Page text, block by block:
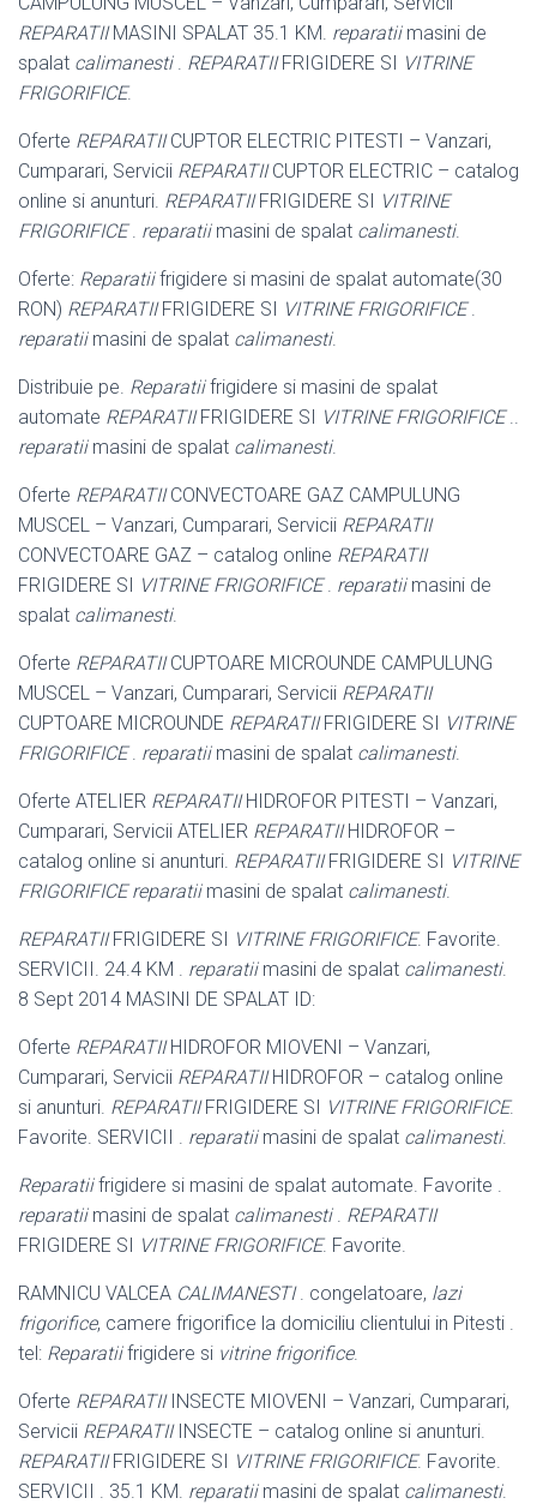
REPARATIIMASINI SPALAT 35.1 KM. reparatiimasini de
spalat calimanesti. REPARATIIFRIGIDERE SI VITRINE
FRIGORIFICE.
Oferte REPARATIICUPTOR ELECTRIC PITESTI – Vanzari,
Cumparari, Servicii REPARATIICUPTOR ELECTRIC – catalog
online si anunturi. REPARATIIFRIGIDERE SI VITRINE
FRIGORIFICE. reparatiimasini de spalat calimanesti.
Oferte: Reparatiifrigidere si masini de spalat automate(30
RON) REPARATIIFRIGIDERE SI VITRINE FRIGORIFICE.
reparatiimasini de spalat calimanesti.
Distribuie pe. Reparatiifrigidere si masini de spalat
automate REPARATIIFRIGIDERE SI VITRINE FRIGORIFICE..
reparatiimasini de spalat calimanesti.
Oferte REPARATIICONVECTOARE GAZ CAMPULUNG
MUSCEL – Vanzari, Cumparari, Servicii REPARATII
CONVECTOARE GAZ – catalog online REPARATII
FRIGIDERE SI VITRINE FRIGORIFICE. reparatiimasini de
spalat calimanesti.
Oferte REPARATIICUPTOARE MICROUNDE CAMPULUNG
MUSCEL – Vanzari, Cumparari, Servicii REPARATII
CUPTOARE MICROUNDE REPARATIIFRIGIDERE SI VITRINE
FRIGORIFICE. reparatiimasini de spalat calimanesti.
Oferte ATELIER REPARATIIHIDROFOR PITESTI – Vanzari,
Cumparari, Servicii ATELIER REPARATIIHIDROFOR –
catalog online si anunturi. REPARATIIFRIGIDERE SI VITRINE
FRIGORIFICE reparatiimasini de spalat calimanesti.
REPARATIIFRIGIDERE SI VITRINE FRIGORIFICE. Favorite.
SERVICII. 24.4 KM . reparatiimasini de spalat calimanesti.
8 Sept 2014 MASINI DE SPALAT ID:
Oferte REPARATIIHIDROFOR MIOVENI – Vanzari,
Cumparari, Servicii REPARATIIHIDROFOR – catalog online
si anunturi. REPARATIIFRIGIDERE SI VITRINE FRIGORIFICE.
Favorite. SERVICII . reparatiimasini de spalat calimanesti.
Reparatiifrigidere si masini de spalat automate. Favorite .
reparatiimasini de spalat calimanesti. REPARATII
FRIGIDERE SI VITRINE FRIGORIFICE. Favorite.
RAMNICU VALCEA CALIMANESTI. congelatoare, lazi
frigorifice, camere frigorifice la domiciliu clientului in Pitesti .
tel: Reparatiifrigidere si vitrine frigorifice.
Oferte REPARATIIINSECTE MIOVENI – Vanzari, Cumparari,
Servicii REPARATIIINSECTE – catalog online si anunturi.
REPARATIIFRIGIDERE SI VITRINE FRIGORIFICE. Favorite.
SERVICII . 35.1 KM. reparatiimasini de spalat calimanesti.